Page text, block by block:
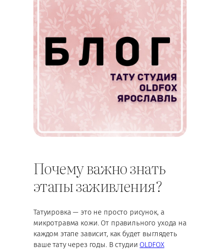
Почему важно знать
этапы заживления?
Татуировка — это не просто рисунок, а
микротравма кожи. От правильного ухода на
каждом этапе зависит, как будет выглядеть
ваше тату через годы. В студии OLDFOX